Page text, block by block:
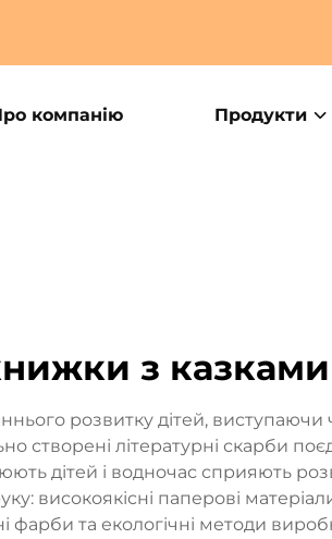
компанію Продукти
з казками
розвитку дітей,
створені літературні скарби
дітей і водночас сприяють
високоякісні паперові
та екологічні методи